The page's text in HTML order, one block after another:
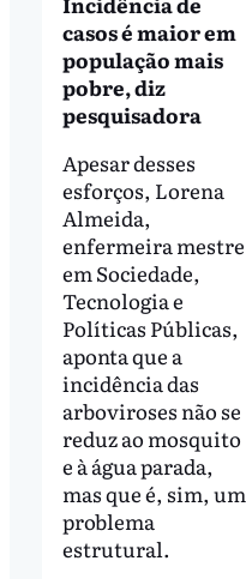
casos é maior em
população mais
pobre, diz
pesquisadora
Apesar desses
esforços, Lorena
Almeida,
enfermeira mestre
em Sociedade,
Tecnologia e
Políticas Públicas,
aponta que a
incidência das
arboviroses não se
reduz ao mosquito
e à água parada,
mas que é, sim, um
problema
estrutural.